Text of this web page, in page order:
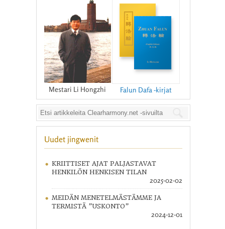
Mestari Li Hongzhi Falun Dafa -kirjat
Uudet jingwenit
KRIITTISET AJAT PALJASTAVAT
HENKILÖN HENKISEN TILAN
2025-02-02
MEIDÄN MENETELMÄSTÄMME JA
TERMISTÄ ”USKONTO”
2024-12-01